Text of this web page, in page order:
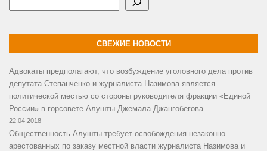
СВЕЖИЕ НОВОСТИ
Адвокаты предполагают, что возбуждение уголовного дела против
депутата Степанченко и журналиста Назимова является
политической местью со стороны руководителя фракции «Единой
России» в горсовете Алушты Джемала Джангобегова
22.04.2018
Общественность Алушты требует освобождения незаконно
арестованных по заказу местной власти журналиста Назимова и